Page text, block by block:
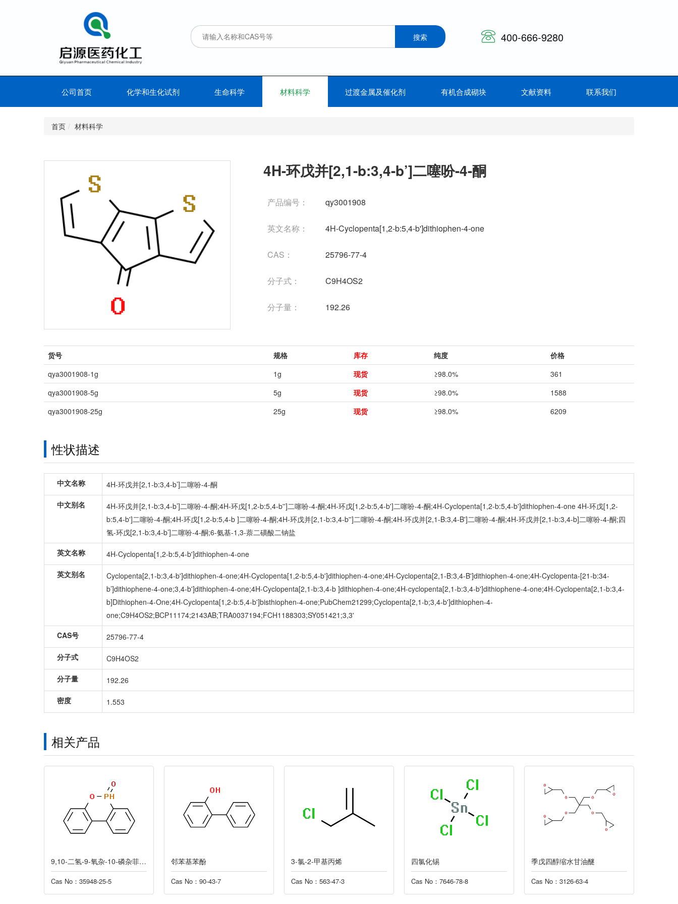
400-666-9280
公司首页 化学和生化试剂 生命科学 材料科学 过渡金属及催化剂 有机合成砌块 文献资料 联系我们
首页 材料科学
4H-环戊并[2,1-b:3,4-b’]二噻吩-4-酮
产品编号： qy3001908
英文名称： 4H-Cyclopenta[1,2-b:5,4-b']dithiophen-4-one
CAS： 25796-77-4
分子式： C9H4OS2
分子量： 192.26
货号 规格 库存 纯度
价格
qya3001908-1g
1g 现货 ≥98.0%
361
qya3001908-5g
5g 现货 ≥98.0%
1588
qya3001908-25g
25g 现货 ≥98.0% 6209
性状描述
中文名称
4H-环戊并[2,1-b:3,4-b’]二噻吩-4-酮
中文别名
4H-环戊并[2,1-b:3,4-b’]二噻吩-4-酮;4H-环戊[1,2-b:5,4-b'']二噻吩-4-酮;4H-环戊[1,2-b:5,4-b']二噻吩-4-酮;4H-Cyclopenta[1,2-b:5,4-b']dithiophen-4-one 4H-环戊[1,2-
b:5,4-b']二噻吩-4-酮;4H-环戊[1,2-b:5,4-b ]二噻吩-4-酮;4H-环戊并[2,1-b:3,4-b'']二噻吩-4-酮;4H-环戊并[2,1-B:3,4-B']二噻吩-4-酮;4H-环戊并[2,1-b:3,4-b]二噻吩-4-酮;四
氢-环戊[2,1-b:3,4-b’]二噻吩-4-酮;6-氨基-1,3-萘二磺酸二钠盐
英文名称
4H-Cyclopenta[1,2-b:5,4-b']dithiophen-4-one
英文别名
Cyclopenta[2,1-b:3,4-b']dithiophen-4-one;4H-Cyclopenta[1,2-b:5,4-b']dithiophen-4-one;4H-Cyclopenta[2,1-B:3,4-B']dithiophen-4-one;4H-Cyclopenta-[21-b:34-
b’]dithiophene-4-one;3,4-b']dithiophen-4-one;4H-Cyclopenta[2,1-b:3,4-b ]dithiophen-4-one;4H-cyclopenta[2,1-b:3,4-b']dithiophene-4-one;4H-Cyclopenta[2,1-b:3,4-
b]Dithiophen-4-One;4H-Cyclopenta[1,2-b:5,4-b']bisthiophen-4-one;PubChem21299;Cyclopenta[2,1-b;3,4-b']dithiophen-4-
one;C9H4OS2;BCP11174;2143AB;TRA0037194;FCH1188303;SY051421;3,3'
CAS号
25796-77-4
分子式
C9H4OS2
分子量
192.26
密度
1.553
相关产品
9,10-二氢-9-氧杂-10-磷杂菲-10-氧化物
Cas No：35948-25-5
邻苯基苯酚
Cas No：90-43-7
3-氯-2-甲基丙烯
Cas No：563-47-3
四氯化锡
Cas No：7646-78-8
季戊四醇缩水甘油醚
Cas No：3126-63-4